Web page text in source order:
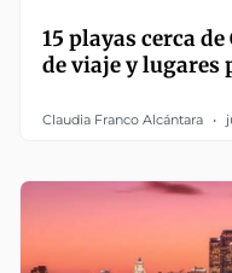
15 playas cerca
de viaje y lugares
Claudia Franco Alcántara